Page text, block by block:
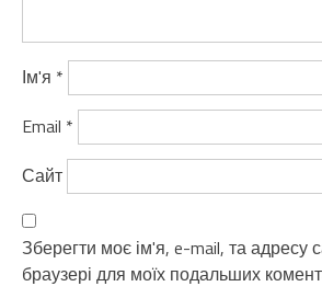
Ім'я *
Email *
Сайт
Зберегти моє ім'я, e-mail, та адресу
браузері для моїх подальших